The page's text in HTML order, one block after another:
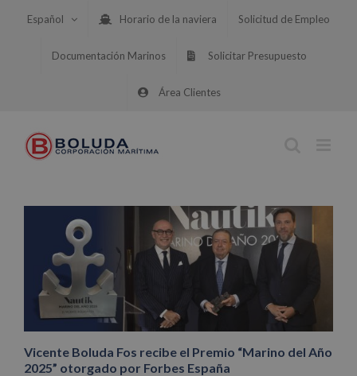
Español Horario de la naviera Solicitud de Empleo
Documentación Marinos Solicitar Presupuesto
Área Clientes
Vicente Boluda Fos recibe el Premio “Marino del Año
2025” otorgado por Forbes España